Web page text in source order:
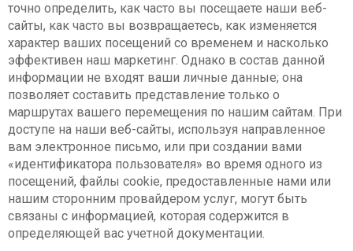
точно определить, как часто вы посещаете наши веб-
сайты, как часто вы возвращаетесь, как изменяется
характер ваших посещений со временем и насколько
эффективен наш маркетинг. Однако в состав данной
информации не входят ваши личные данные; она
позволяет составить представление только о
маршрутах вашего перемещения по нашим сайтам. При
доступе на наши веб-сайты, используя направленное
вам электронное письмо, или при создании вами
«идентификатора пользователя» во время одного из
посещений, файлы cookie, предоставленные нами или
нашим сторонним провайдером услуг, могут быть
связаны с информацией, которая содержится в
определяющей вас учетной документации.